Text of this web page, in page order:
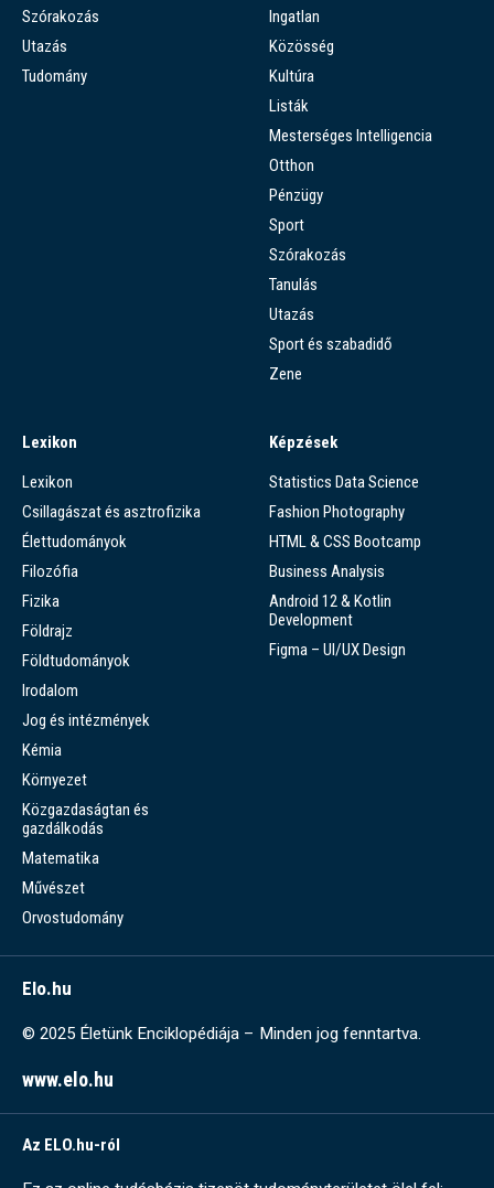
Szórakozás
Utazás
Tudomány
Ingatlan
Közösség
Kultúra
Listák
Mesterséges Intelligencia
Otthon
Pénzügy
Sport
Szórakozás
Tanulás
Utazás
Sport és szabadidő
Zene
Lexikon
Lexikon
Csillagászat és asztrofizika
Élettudományok
Filozófia
Fizika
Földrajz
Földtudományok
Irodalom
Jog és intézmények
Kémia
Környezet
Közgazdaságtan és
gazdálkodás
Matematika
Művészet
Orvostudomány
Képzések
Statistics Data Science
Fashion Photography
HTML & CSS Bootcamp
Business Analysis
Android 12 & Kotlin
Development
Figma – UI/UX Design
Elo.hu
© 2025 Életünk Enciklopédiája – Minden jog fenntartva.
www.elo.hu
Az ELO.hu-ról